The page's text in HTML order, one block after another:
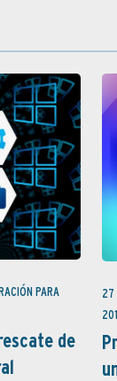
PARA
de
27